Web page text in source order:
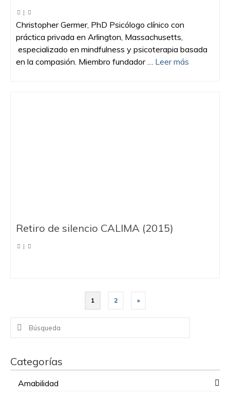
|
Christopher Germer, PhD Psicólogo clínico con
práctica privada en Arlington, Massachusetts,
especializado en mindfulness y psicoterapia basada
en la compasión. Miembro fundador … Leer más
Retiro de silencio CALIMA (2015)
|
1 2 »
Buscar
por:
Categorías
Amabilidad